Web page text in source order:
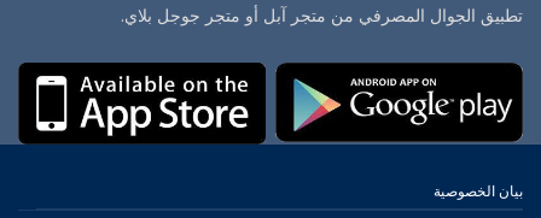
تطبيق الجوال المصرفي من متجر آبل أو متجر جوجل بلاي.
بيان الخصوصية